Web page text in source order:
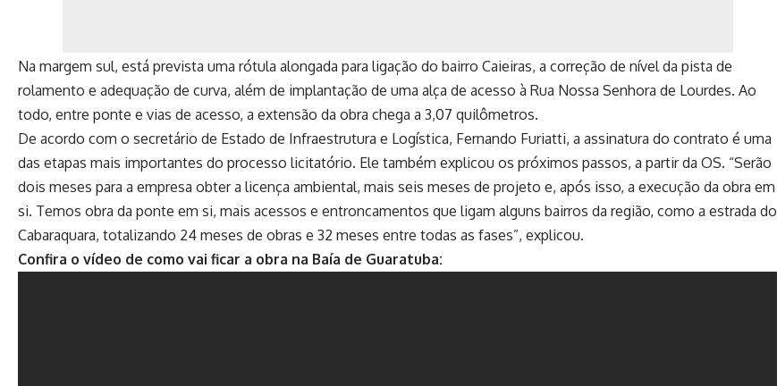
Na margem sul, está prevista uma rótula alongada para ligação do bairro Caieiras, a correção de nível da pista de
rolamento e adequação de curva, além de implantação de uma alça de acesso à Rua Nossa Senhora de Lourdes. Ao
todo, entre ponte e vias de acesso, a extensão da obra chega a 3,07 quilômetros.
De acordo com o secretário de Estado de Infraestrutura e Logística, Fernando Furiatti, a assinatura do contrato é uma
das etapas mais importantes do processo licitatório. Ele também explicou os próximos passos, a partir da OS. “Serão
dois meses para a empresa obter a licença ambiental, mais seis meses de projeto e, após isso, a execução da obra em
si. Temos obra da ponte em si, mais acessos e entroncamentos que ligam alguns bairros da região, como a estrada do
Cabaraquara, totalizando 24 meses de obras e 32 meses entre todas as fases”, explicou.
Confira o vídeo de como vai ficar a obra na Baía de Guaratuba: